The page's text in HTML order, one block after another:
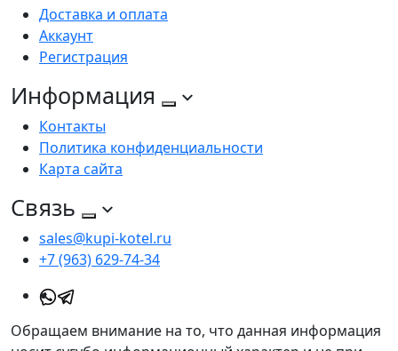
Доставка и оплата
Аккаунт
Регистрация
Информация
Контакты
Политика конфиденциальности
Карта сайта
Связь
sales@kupi-kotel.ru
+7 (963) 629-74-34
Обращаем внимание на то, что данная информация